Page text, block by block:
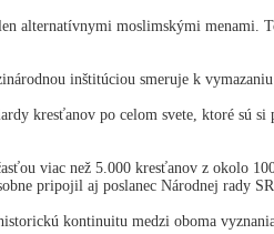
alternatívnymi moslimskými menami.
inštitúciou smeruje k
kresťanov po celom svete, ktoré sú
viac než 5.000 kresťanov z okolo
pripojil aj poslanec Národnej rady
kontinuitu medzi oboma